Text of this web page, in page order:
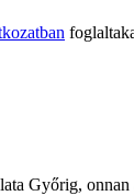
Győrig,